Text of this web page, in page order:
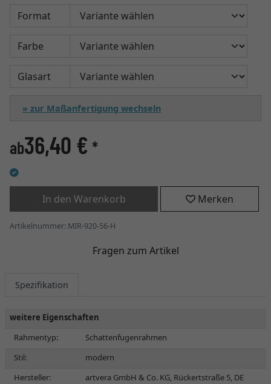
Format
Farbe
Glasart
» zur Maßanfertigung wechseln
ab36,40 € *
In den Warenkorb Merken
Artikelnummer: MIR-920-56-H
Fragen zum Artikel
Spezifikation
weitere Eigenschaften
Rahmentyp:
Schattenfugenrahmen
Stil:
modern
Hersteller:
artvera GmbH & Co. KG, Rückertstraße 5, DE